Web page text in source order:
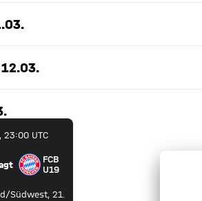
12.03.
23:00 UTC
Greuther Fürth U19 gegen FC Bayern U19
FCB
U19
Südwest, 21.